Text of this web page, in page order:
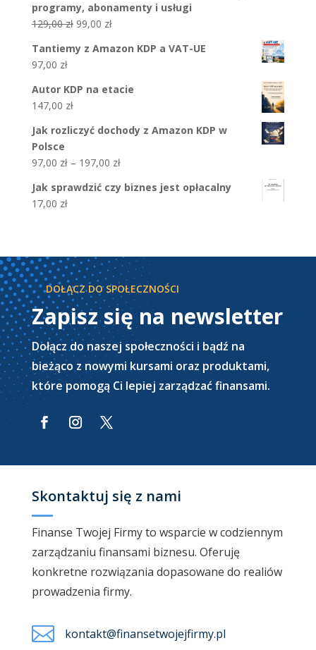
programy, abonamenty i usługi
129,00zł Pierwotna
wynosiła:
99,00 złAktualna
wynosi:
Tantiemy z Amazon KDP a VAT-UE
97,00 zł
Autor KDP na etacie
147,00 zł
Jak rozliczyć dochody z Amazon KDP w
Polsce
97,00 zł – 197,00 złZakres
od
Jak sprawdzić czy biznes jest opłacalny
17,00 zł
DOŁĄCZ DO SPOŁECZNOŚCI
Zapisz się na newsletter
Dołącz do naszej społeczności i bądź na
bieżąco z nowymi kursami oraz produktami,
które pomogą Ci lepiej zarządzać finansami.
Skontaktuj się z nami
Finanse Twojej Firmy to wsparcie w codziennym
zarządzaniu finansami biznesu. Oferuję
konkretne rozwiązania dopasowane do realiów
prowadzenia firmy.
 kontakt@finansetwojejfirmy.pl